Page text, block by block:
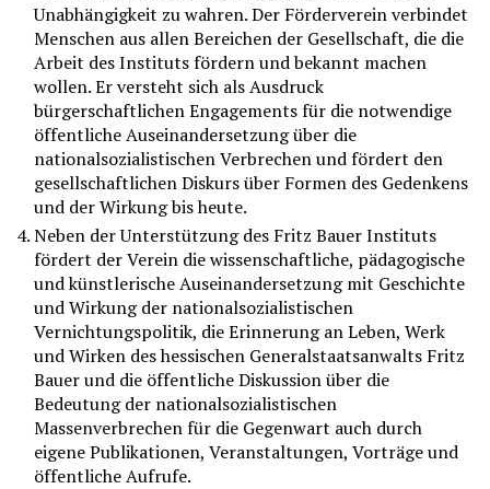
Unabhängigkeit zu wahren. Der Förderverein verbindet
Menschen aus allen Bereichen der Gesellschaft, die die
Arbeit des Instituts fördern und bekannt machen
wollen. Er versteht sich als Ausdruck
bürgerschaftlichen Engagements für die notwendige
öffentliche Auseinandersetzung über die
nationalsozialistischen Verbrechen und fördert den
gesellschaftlichen Diskurs über Formen des Gedenkens
und der Wirkung bis heute.
Neben der Unterstützung des Fritz Bauer Instituts
fördert der Verein die wissenschaftliche, pädagogische
und künstlerische Auseinandersetzung mit Geschichte
und Wirkung der nationalsozialistischen
Vernichtungspolitik, die Erinnerung an Leben, Werk
und Wirken des hessischen Generalstaatsanwalts Fritz
Bauer und die öffentliche Diskussion über die
Bedeutung der nationalsozialistischen
Massenverbrechen für die Gegenwart auch durch
eigene Publikationen, Veranstaltungen, Vorträge und
öffentliche Aufrufe.